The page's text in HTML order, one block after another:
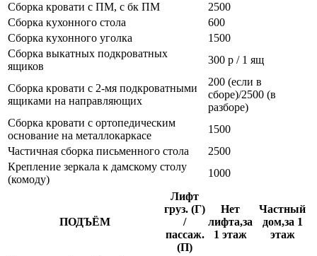
Сборка кровати с ПМ, с бк ПМ
2500
Сборка кухонного стола
600
Сборка кухонного уголка
1500
Сборка выкатных подкроватных
ящиков
300 р / 1 ящ
Сборка кровати с 2-мя подкроватными
ящиками на направляющих
200 (если в
сборе)/2500 (в
разборе)
Сборка кровати с ортопедическим
основание на металлокаркасе
1500
Частичная сборка письменного стола
2500
Крепление зеркала к дамскому столу
(комоду)
1000
ПОДЪЁМ
Лифт
груз. (Г)
/
пассаж.
(П)
Нет
лифта,за
1 этаж
Частный
дом,за 1
этаж